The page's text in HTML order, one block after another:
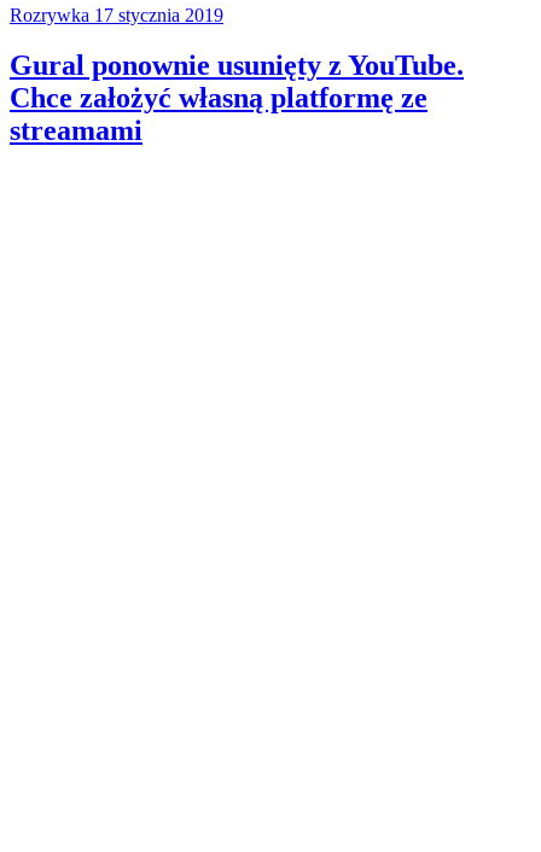
Rozrywka 17 stycznia 2019
Gural ponownie usunięty z YouTube.
Chce założyć własną platformę ze
streamami